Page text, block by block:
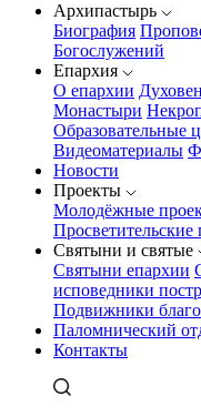
Архипастырь
Биография
Богослужений
Епархия
О епархии
Монастыри
Образовательные
Видеоматериалы
Новости
Проекты
Молодёжные
Просветительские
Святыни и святые
Святыни епархии
исповедники
Подвижники
Паломнический
Контакты